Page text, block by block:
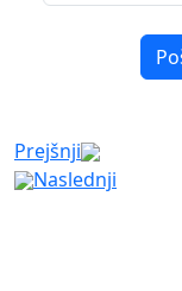
Prejšnji
Naslednji